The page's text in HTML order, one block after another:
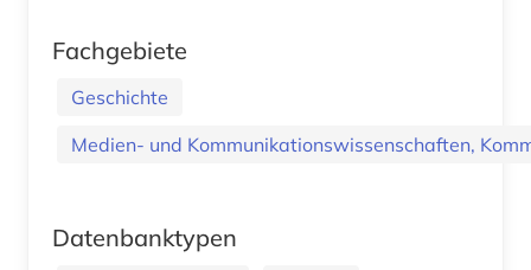
Fachgebiete
Geschichte
Medien- und Kommunikationswissenschaften,
Datenbanktypen